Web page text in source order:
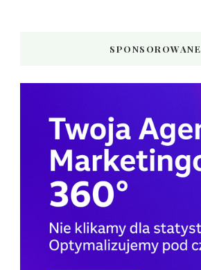
SPONSOROWANE